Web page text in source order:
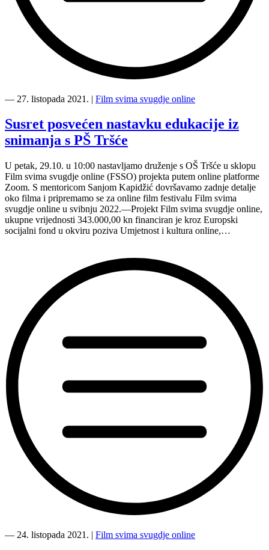
SE
Nicolo
je
spreman
treći
susret
3/5”
― 27. listopada 2021. | Film svima svugdje online
Susret posvećen nastavku edukacije iz
snimanja s PŠ Tršće
U petak, 29.10. u 10:00 nastavljamo druženje s OŠ Tršće u sklopu
Film svima svugdje online (FSSO) projekta putem online platforme
Zoom. S mentoricom Sanjom Kapidžić dovršavamo zadnje detalje
oko filma i pripremamo se za online film festivalu Film svima
svugdje online u svibnju 2022.—Projekt Film svima svugdje online,
ukupne vrijednosti 343.000,00 kn financiran je kroz Europski
socijalni fond u okviru poziva Umjetnost i kultura online,…
posvećen
― 24. listopada 2021. | Film svima svugdje online